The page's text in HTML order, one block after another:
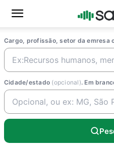
Cargo, profissão, setor da emresa
Cidade/estado (opcional). Em